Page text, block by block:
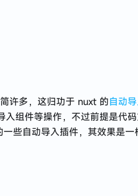
许多，这归功于 nuxt 的自动
组件等操作，不过前提是代
些自动导入插件，其效果是一